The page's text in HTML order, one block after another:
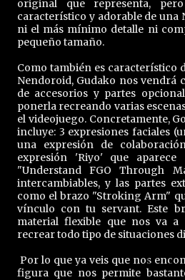
original que representa,
característico y adorable de una
ni el más mínimo detalle ni
pequeño tamaño.
Como también es característico
Nendoroid, Gudako nos vendrá
de accesorios y partes
ponerla recreando varias
el videojuego. Concretamente,
incluye: 3 expresiones faciales
una expresión de
expresión 'Riyo' que
"Understand FGO Through
intercambiables, y las partes
como el brazo "Stroking Arm"
vínculo con tu servant. Este
material flexible que nos va
recrear todo tipo de situaciones
Por lo que ya veis que nos
figura que nos permite